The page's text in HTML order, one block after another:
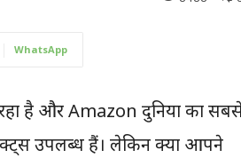
WhatsApp
रहा है और Amazon दुनिया का
उपलब्ध हैं। लेकिन क्या आपने